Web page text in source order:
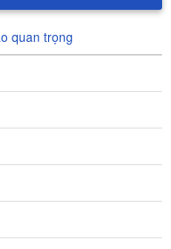
quan trọng